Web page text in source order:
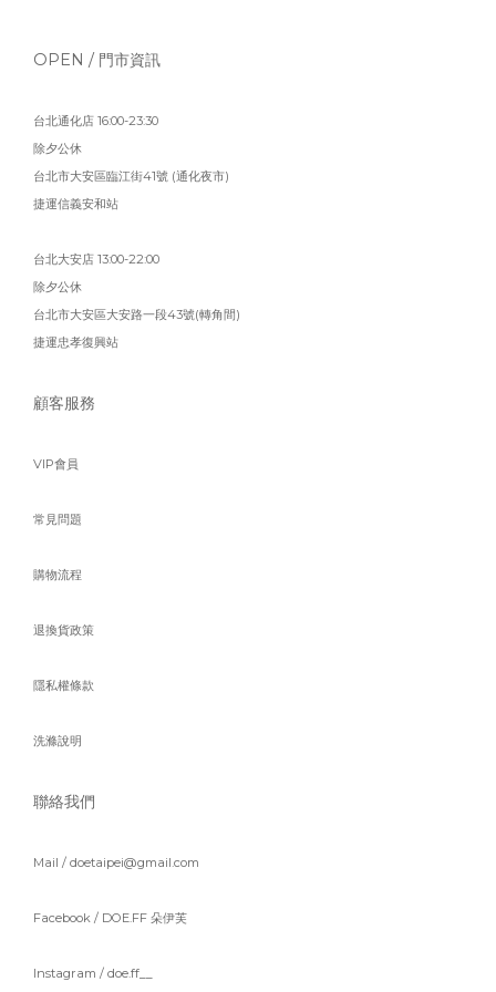
OPEN / 門市資訊
台北通化店 16:00-23:30
除夕公休
台北市大安區臨江街41號 (通化夜市)
捷運信義安和站
台北大安店 13:00-22:00
除夕公休
台北市大安區大安路一段43號(轉角間)
捷運忠孝復興站
顧客服務
VIP會員
常見問題
購物流程
退換貨政策
隱私權條款
洗滌說明
聯絡我們
Mail / doetaipei@gmail.com
Facebook / DOE.FF 朵伊芙
Instagram / doe.ff__